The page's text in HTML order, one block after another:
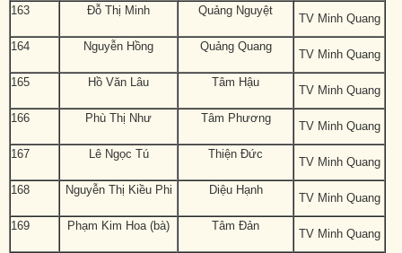
163 Đỗ Thị Minh Quảng Nguyệt
TV Minh Quang
164 Nguyễn Hồng Quảng Quang
TV Minh Quang
165 Hồ Văn Lâu Tâm Hậu
TV Minh Quang
166 Phù Thị Như Tâm Phương
TV Minh Quang
167 Lê Ngọc Tú Thiện Đức
TV Minh Quang
168 Nguyễn Thị Kiều Phi Diệu Hạnh
TV Minh Quang
169 Phạm Kim Hoa (bà) Tâm Đản
TV Minh Quang